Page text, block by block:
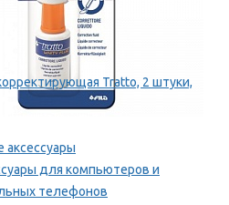
Tratto, 2 штуки,
аксессуары
для компьютеров и
телефонов